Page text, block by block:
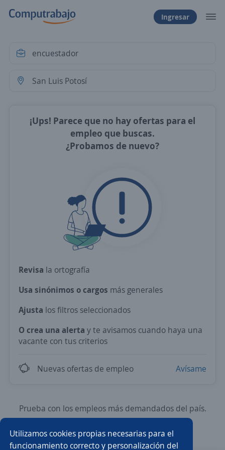
Utilizamos cookies propias necesarias para el
funcionamiento correcto y personalización del
Ingresar
¡Ups! Parece que no hay ofertas para el
empleo que buscas.
¿Probamos de nuevo?
Revisa la ortografía
Usa sinónimos o cargos más generales
Ajusta los filtros seleccionados
O crea una alerta y te avisamos cuando haya una
vacante con tus criterios
Nuevas ofertas de empleo Avísame
Prueba con los empleos más demandados del país.
Ejecutivo/a de ventas Asesor/a de ventas